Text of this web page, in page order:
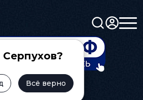
Всё верно